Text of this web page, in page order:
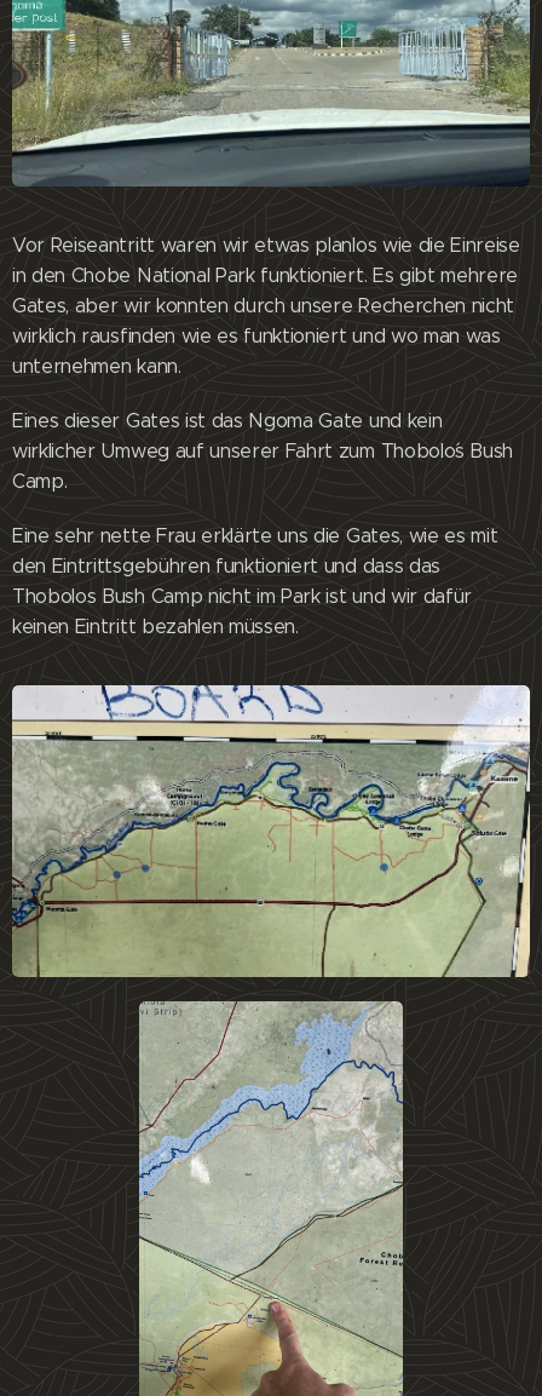
Vor Reiseantritt waren wir etwas planlos wie die Einreise
in den Chobe National Park funktioniert. Es gibt mehrere
Gates, aber wir konnten durch unsere Recherchen nicht
wirklich rausfinden wie es funktioniert und wo man was
unternehmen kann.
Eines dieser Gates ist das Ngoma Gate und kein
wirklicher Umweg auf unserer Fahrt zum Thobolo´s Bush
Camp.
Eine sehr nette Frau erklärte uns die Gates, wie es mit
den Eintrittsgebühren funktioniert und dass das
Thobolos Bush Camp nicht im Park ist und wir dafür
keinen Eintritt bezahlen müssen.